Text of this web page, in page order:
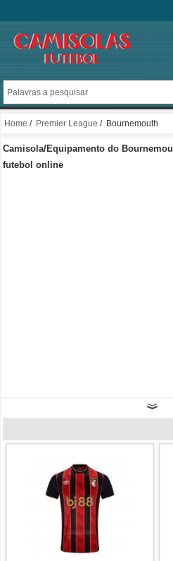
Home / Premier League / Bournemouth
Camisola/Equipamento do
futebol online